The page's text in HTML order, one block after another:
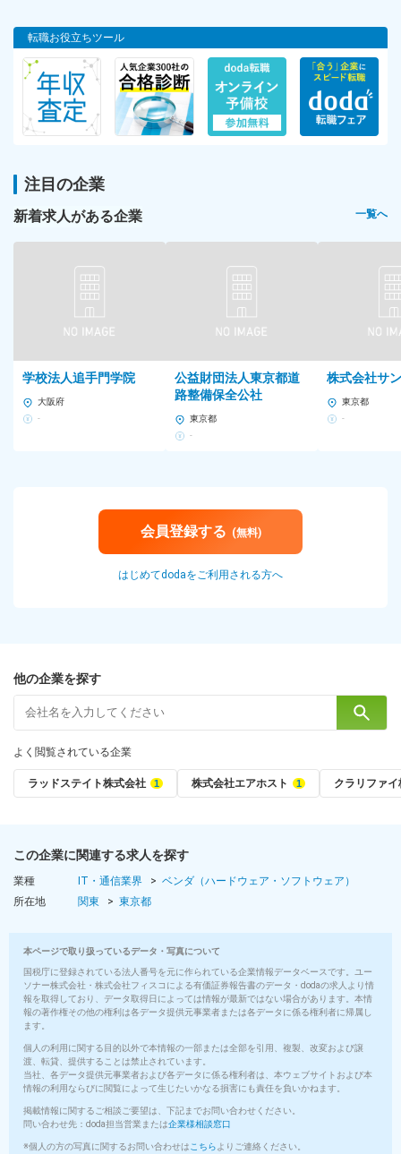
転職お役立ちツール
注目の企業
新着求人がある企業 一覧へ
学校法人追手門学院
大阪府
-
公益財団法人東京都道
路整備保全公社
東京都
-
株式会社サ
東京都
-
会員登録する (無料)
はじめてdodaをご利用される方へ
他の企業を探す
よく閲覧されている企業
ラッドステイト株式会社 株式会社エアホスト クラリファ
この企業に関連する求人を探す
業種 IT・通信業界
ベンダ（ハードウェア・ソフトウェア）
所在地
関東 東京都
本ページで取り扱っているデータ・写真について
国税庁に登録されている法人番号を元に作られている企業情報データベースです。ユー
ソナー株式会社・株式会社フィスコによる有価証券報告書のデータ・dodaの求人より情
報を取得しており、データ取得日によっては情報が最新ではない場合があります。本情
報の著作権その他の権利は各データ提供元事業者または各データに係る権利者に帰属し
ます。
個人の利用に関する目的以外で本情報の一部または全部を引用、複製、改変および譲
渡、転貸、提供することは禁止されています。
当社、各データ提供元事業者および各データに係る権利者は、本ウェブサイトおよび本
情報の利用ならびに閲覧によって生じたいかなる損害にも責任を負いかねます。
掲載情報に関するご相談ご要望は、下記までお問い合わせください。
問い合わせ先：doda担当営業または企業様相談窓口
※個人の方の写真に関するお問い合わせは こちら よりご連絡ください。